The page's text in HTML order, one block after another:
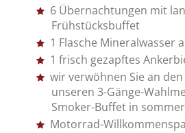
6 Übernachtungen mit
Frühstücksbuffet
1 Flasche Mineralwasser
1 frisch gezapftes
wir verwöhnen Sie an
unseren 3-Gänge-
Smoker-Buffet in
Motorrad-